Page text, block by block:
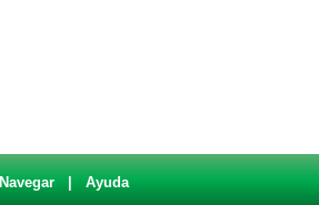
Navegar Ayuda